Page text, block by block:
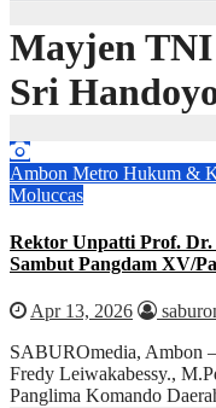
Mayjen
Sri
Ambon Metro Hukum &
Moluccas
Rektor Unpatti Prof. Dr.
Sambut Pangdam XV/
Apr 13, 2026
SABUROmedia, Ambon
Fredy Leiwakabessy.,
Panglima Komando